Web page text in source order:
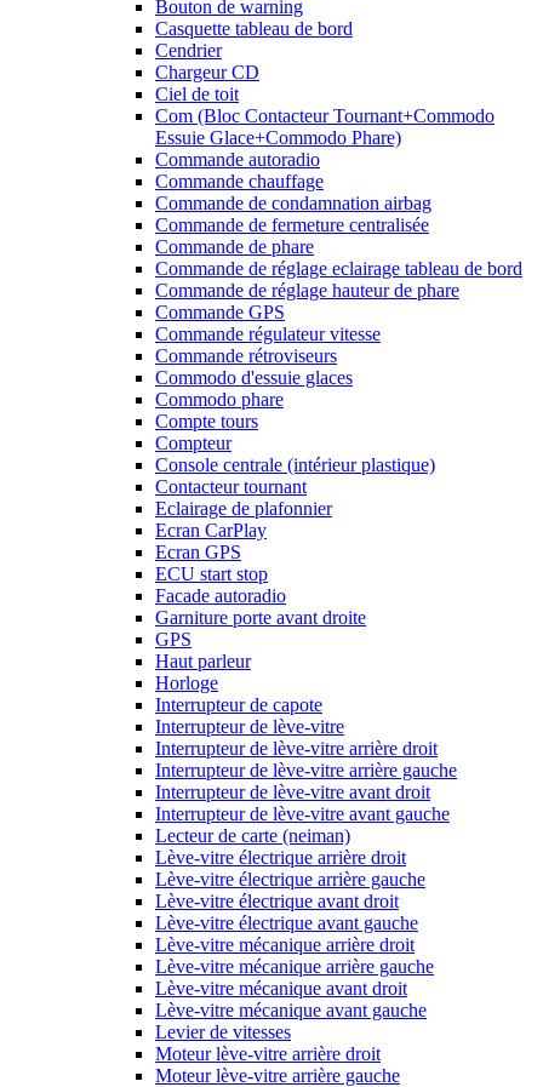
Bouton de warning
Casquette tableau de bord
Cendrier
Chargeur CD
Ciel de toit
Com (Bloc Contacteur Tournant+Commodo
Essuie Glace+Commodo Phare)
Commande autoradio
Commande chauffage
Commande de condamnation airbag
Commande de fermeture centralisée
Commande de phare
Commande de réglage eclairage tableau de bord
Commande de réglage hauteur de phare
Commande GPS
Commande régulateur vitesse
Commande rétroviseurs
Commodo d'essuie glaces
Commodo phare
Compte tours
Compteur
Console centrale (intérieur plastique)
Contacteur tournant
Eclairage de plafonnier
Ecran CarPlay
Ecran GPS
ECU start stop
Facade autoradio
Garniture porte avant droite
GPS
Haut parleur
Horloge
Interrupteur de capote
Interrupteur de lève-vitre
Interrupteur de lève-vitre arrière droit
Interrupteur de lève-vitre arrière gauche
Interrupteur de lève-vitre avant droit
Interrupteur de lève-vitre avant gauche
Lecteur de carte (neiman)
Lève-vitre électrique arrière droit
Lève-vitre électrique arrière gauche
Lève-vitre électrique avant droit
Lève-vitre électrique avant gauche
Lève-vitre mécanique arrière droit
Lève-vitre mécanique arrière gauche
Lève-vitre mécanique avant droit
Lève-vitre mécanique avant gauche
Levier de vitesses
Moteur lève-vitre arrière droit
Moteur lève-vitre arrière gauche